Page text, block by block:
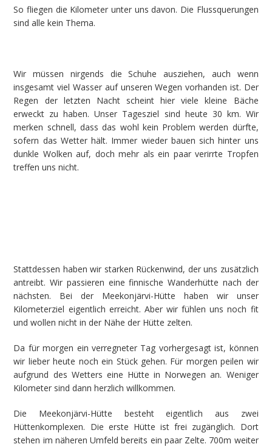
So fliegen die Kilometer unter uns davon. Die Flussquerungen
sind alle kein Thema.
Wir müssen nirgends die Schuhe ausziehen, auch wenn
insgesamt viel Wasser auf unseren Wegen vorhanden ist. Der
Regen der letzten Nacht scheint hier viele kleine Bäche
erweckt zu haben. Unser Tagesziel sind heute 30 km. Wir
merken schnell, dass das wohl kein Problem werden dürfte,
sofern das Wetter hält. Immer wieder bauen sich hinter uns
dunkle Wolken auf, doch mehr als ein paar verirrte Tropfen
treffen uns nicht.
Stattdessen haben wir starken Rückenwind, der uns zusätzlich
antreibt. Wir passieren eine finnische Wanderhütte nach der
nächsten. Bei der Meekonjärvi-Hütte haben wir unser
Kilometerziel eigentlich erreicht. Aber wir fühlen uns noch fit
und wollen nicht in der Nähe der Hütte zelten.
Da für morgen ein verregneter Tag vorhergesagt ist, können
wir lieber heute noch ein Stück gehen. Für morgen peilen wir
aufgrund des Wetters eine Hütte in Norwegen an. Weniger
Kilometer sind dann herzlich willkommen.
Die Meekonjärvi-Hütte besteht eigentlich aus zwei
Hüttenkomplexen. Die erste Hütte ist frei zugänglich. Dort
stehen im näheren Umfeld bereits ein paar Zelte. 700m weiter